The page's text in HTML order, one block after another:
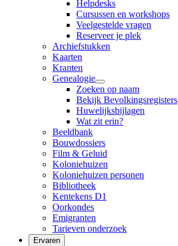
Helpdesks
Cursussen en workshops
Veelgestelde vragen
Reserveer je plek
Archiefstukken
Kaarten
Kranten
Genealogie
Zoeken op naam
Bekijk Bevolkingsregisters
Huwelijksbijlagen
Wat zit erin?
Beeldbank
Bouwdossiers
Film & Geluid
Koloniehuizen
Koloniehuizen personen
Bibliotheek
Kentekens D1
Oorkondes
Emigranten
Tarieven onderzoek
Ervaren